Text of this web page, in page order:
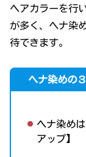
ヘアカラーを行
が多く、ヘナ染
待できます。
ヘナ染めの
ヘナ染め
アップ】